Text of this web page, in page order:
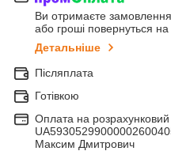
Ви отримаєте замовлення
або гроші повернуться
Детальніше
Післяплата
Готівкою
Оплата на
Максим Дмитрович